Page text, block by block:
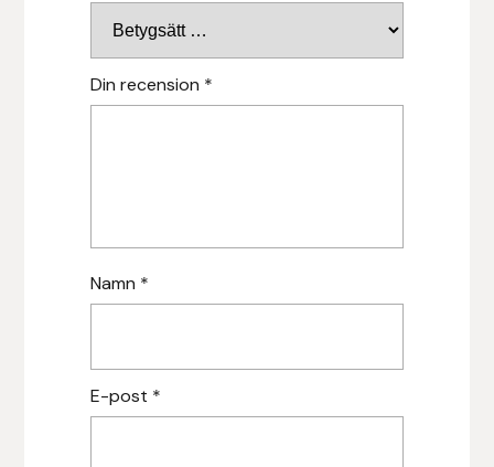
Din recension *
Namn *
E-post *
Källquist Equestrian